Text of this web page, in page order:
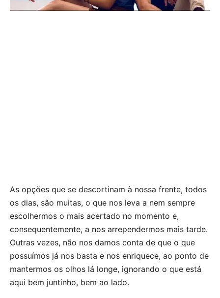
As opções que se descortinam à nossa frente, todos
os dias, são muitas, o que nos leva a nem sempre
escolhermos o mais acertado no momento e,
consequentemente, a nos arrependermos mais tarde.
Outras vezes, não nos damos conta de que o que
possuímos já nos basta e nos enriquece, ao ponto de
mantermos os olhos lá longe, ignorando o que está
aqui bem juntinho, bem ao lado.